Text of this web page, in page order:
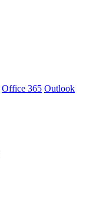
Office 365 Outlook